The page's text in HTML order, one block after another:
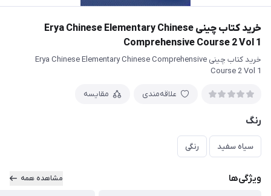
خرید کتاب چینی Erya Chinese Elementary Chinese
Comprehensive Course 2 Vol 1
خرید کتاب چینی Erya Chinese Elementary Chinese Comprehensive
Course 2 Vol 1
علاقه‌مندی مقایسه
رنگ
سیاه سفید رنگی
ویژگی‌ها مشاهده همه